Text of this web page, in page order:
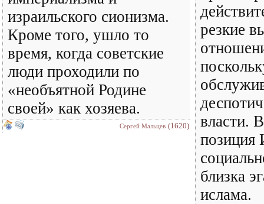
израильского сионизма.
Кроме того, ушло то
время, когда советские
люди проходили по
«необъятной Родине
своей» как хозяева.
Сергей Мальцев (1620)
резкие
власти.
позиция
близка
ислама.